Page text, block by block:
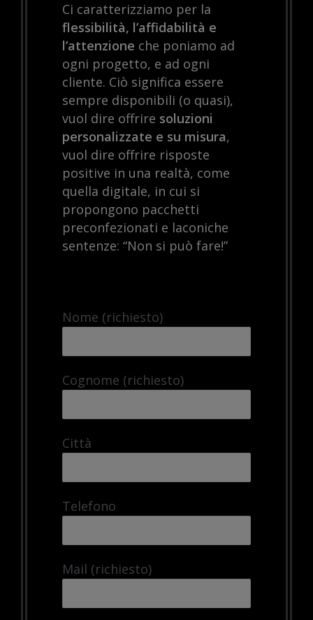
Ci caratterizziamo per la
flessibilità, l’affidabilità e
l’attenzione che poniamo ad
ogni progetto, e ad ogni
cliente. Ciò significa essere
sempre disponibili (o quasi),
vuol dire offrire soluzioni
personalizzate e su misura,
vuol dire offrire risposte
positive in una realtà, come
quella digitale, in cui si
propongono pacchetti
preconfezionati e laconiche
sentenze: “Non si può fare!”
Nome (richiesto)
Cognome (richiesto)
Città
Telefono
Mail (richiesto)